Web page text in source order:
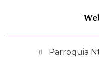
Parroquia